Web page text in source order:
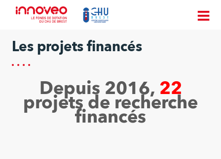
Les projets financés
Depuis 2016, 22
projets de recherche
financés